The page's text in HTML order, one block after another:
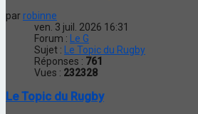
par robinne
ven. 3 juil. 2026 16:31
Forum :
Le G
Sujet :
Le Topic du Rugby
Réponses : 761
Vues : 232328
Le Topic du Rugby